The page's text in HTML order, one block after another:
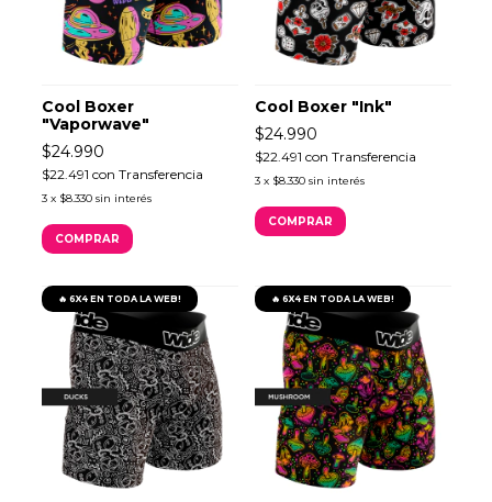
Cool Boxer
"Vaporwave"
$24.990
$22.491 con Transferencia
3 x $8.330 sin interés
COMPRAR
Cool Boxer "Ink"
$24.990
$22.491 con Transferencia
3 x $8.330 sin interés
COMPRAR
🔥 6X4 EN TODA LA WEB! 🔥 6X4 EN TODA LA WEB!